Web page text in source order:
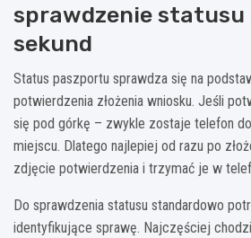
sprawdzenie statusu
sekund
Status paszportu sprawdza się na
potwierdzenia złożenia wniosku. Jeśli
się pod górkę – zwykle zostaje telefon
miejscu. Dlatego najlepiej od razu po
zdjęcie potwierdzenia i trzymać je w
Do sprawdzenia statusu standardowo
identyfikujące sprawę. Najczęściej